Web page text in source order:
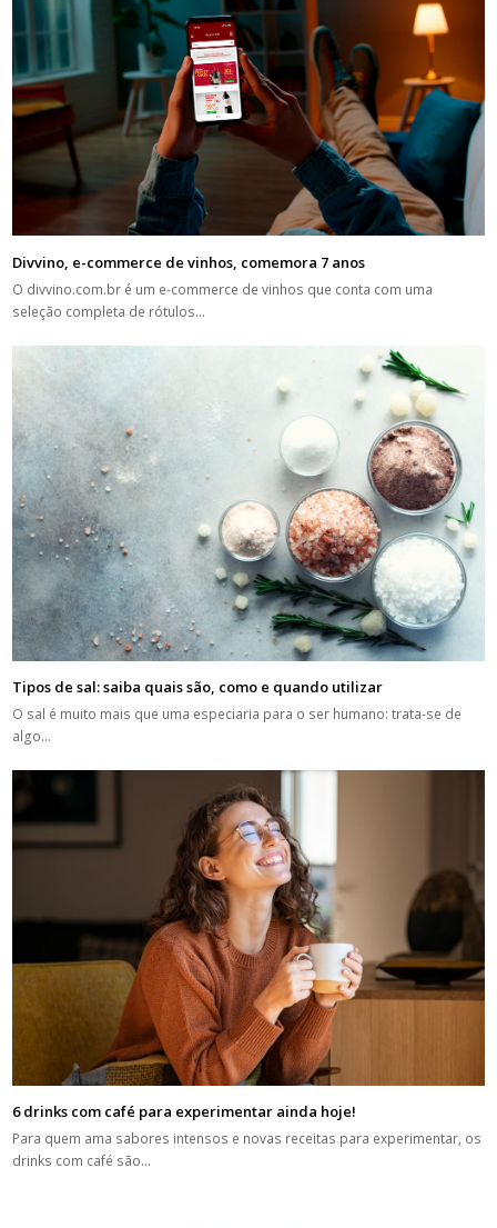
Divvino, e-commerce de vinhos, comemora 7 anos
O divvino.com.br é um e-commerce de vinhos que conta com uma
seleção completa de rótulos…
Tipos de sal: saiba quais são, como e quando utilizar
O sal é muito mais que uma especiaria para o ser humano: trata-se de
algo…
6 drinks com café para experimentar ainda hoje!
Para quem ama sabores intensos e novas receitas para experimentar, os
drinks com café são…